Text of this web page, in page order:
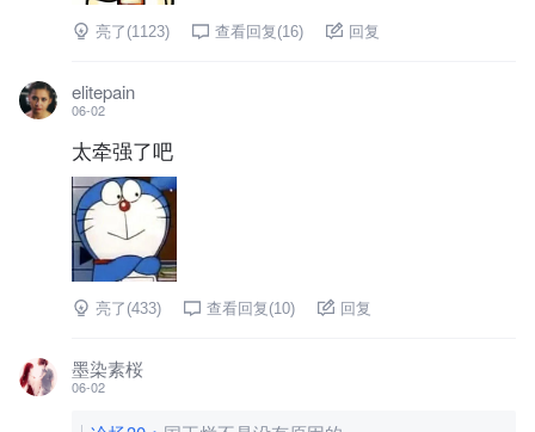
亮了(1123) 查看回复(16) 回复
elitepain
06-02
太牵强了吧
亮了(433) 查看回复(10) 回复
墨染素桜
06-02